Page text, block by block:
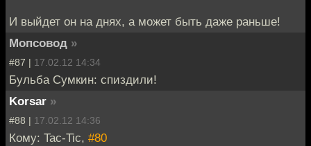
И выйдет он на днях, а может быть даже раньше!
Мопсовод »
#87 | 17.02.12 14:34
Бульба Сумкин: спиздили!
Korsar »
#88 | 17.02.12 14:36
Кому: Tac-Tic, #80